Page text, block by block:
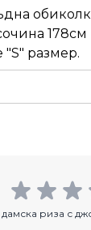
178см
"S" размер.
риза с